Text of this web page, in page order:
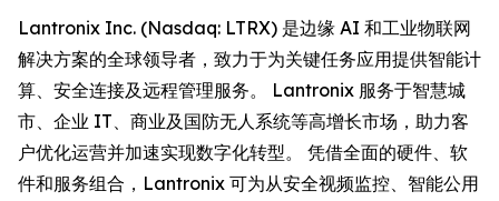
Lantronix Inc. (Nasdaq: LTRX) 是边缘 AI 和工业物联网
解决方案的全球领导者，致力于为关键任务应用提供智能计
算、安全连接及远程管理服务。 Lantronix 服务于智慧城
市、企业 IT、商业及国防无人系统等高增长市场，助力客
户优化运营并加速实现数字化转型。 凭借全面的硬件、软
件和服务组合，Lantronix 可为从安全视频监控、智能公用